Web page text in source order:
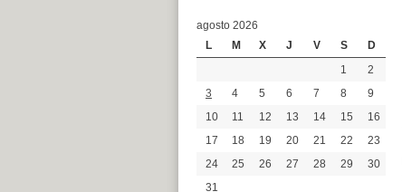
agosto 2026
L
M X J V S
D
1
2
3
4 5 6 7 8
9
10
11 12 13 14 15
16
17
18 19 20 21 22
23
24
25 26 27 28 29
30
31